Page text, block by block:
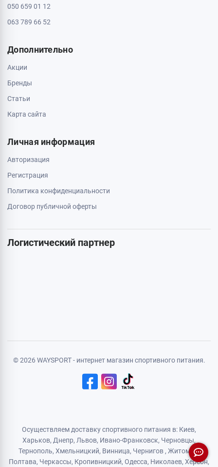
Контакты
Доставка и оплата
Обмен и возврат
Свяжитесь с нами
0 800 403 173
044 334 54 27
063 789 66 52
Дополнительно
Акции
Бренды
Карта сайта
Логистический партнер